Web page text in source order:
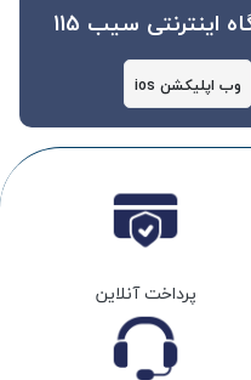
سیب 115
وب اپلیکشن ios
پرداخت آنلاین